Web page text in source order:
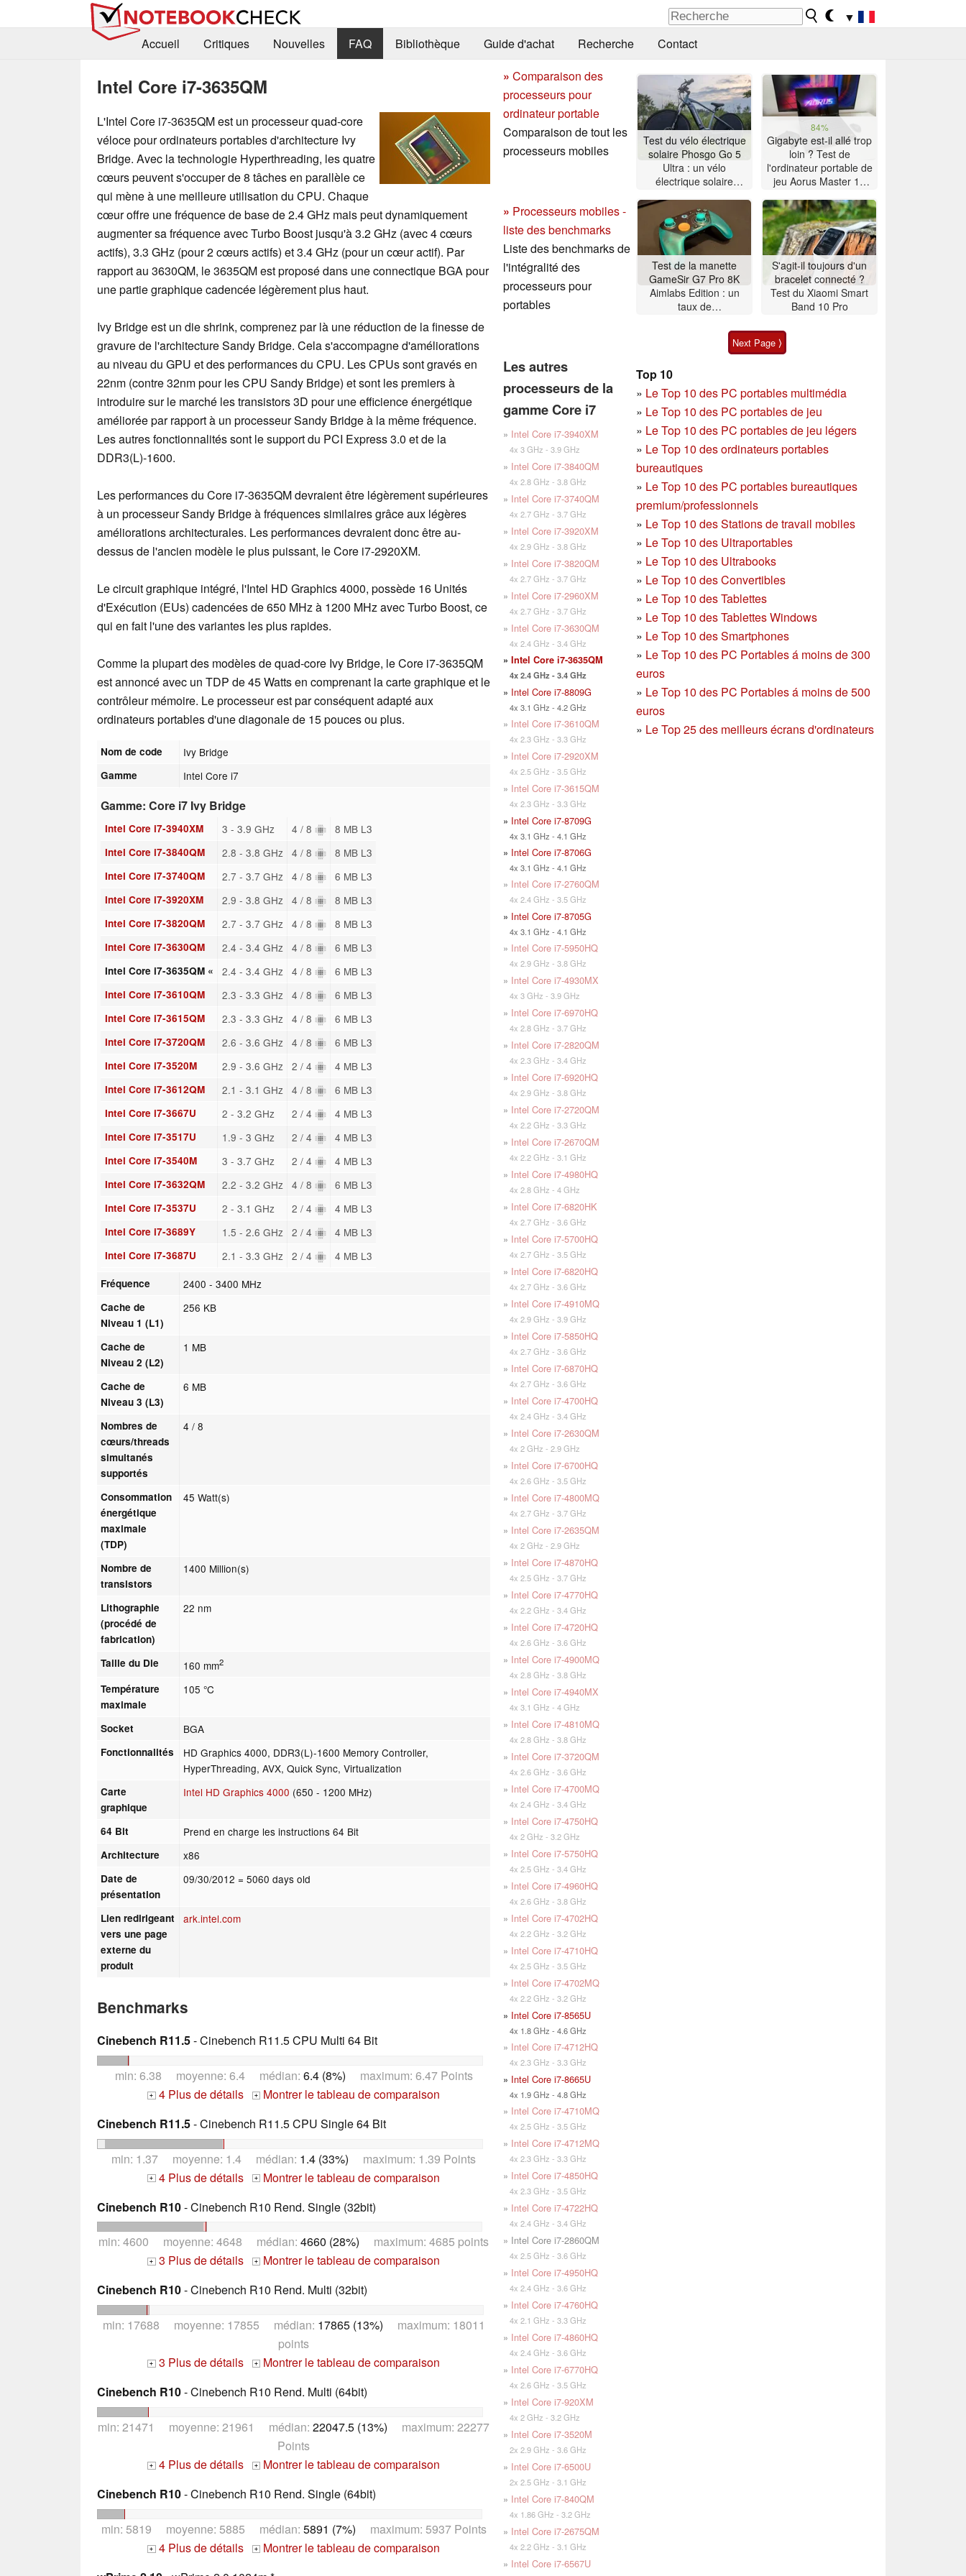
▼
Accueil
Critiques Nouvelles FAQ Bibliothèque Guide d'achat Recherche Contact
Intel Core i7-3635QM
L'Intel Core i7-3635QM est un processeur quad-core
véloce pour ordinateurs portables d'architecture Ivy
Bridge. Avec la technologie Hyperthreading, les quatre
cœurs peuvent s'occuper de 8 tâches en parallèle ce
qui mène à une meilleure utilisation du CPU. Chaque
cœur offre une fréquence de base de 2.4 GHz mais peut dynamiquement
augmenter sa fréquence avec Turbo Boost jusqu'à 3.2 GHz (avec 4 cœurs
actifs), 3.3 GHz (pour 2 cœurs actifs) et 3.4 GHz (pour un cœur actif). Par
rapport au 3630QM, le 3635QM est proposé dans une connectique BGA pour
une partie graphique cadencée légèrement plus haut.
Ivy Bridge est un die shrink, comprenez par là une réduction de la finesse de
gravure de l'architecture Sandy Bridge. Cela s'accompagne d'améliorations
au niveau du GPU et des performances du CPU. Les CPUs sont gravés en
22nm (contre 32nm pour les CPU Sandy Bridge) et sont les premiers à
introduire sur le marché les transistors 3D pour une efficience énergétique
améliorée par rapport à un processeur Sandy Bridge à la même fréquence.
Les autres fonctionnalités sont le support du PCI Express 3.0 et de la
DDR3(L)-1600.
Les performances du Core i7-3635QM devraient être légèrement supérieures
à un processeur Sandy Bridge à fréquences similaires grâce aux légères
améliorations architecturales. Les performances devraient donc être au-
dessus de l'ancien modèle le plus puissant, le Core i7-2920XM.
Le circuit graphique intégré, l'Intel HD Graphics 4000, possède 16 Unités
d'Exécution (EUs) cadencées de 650 MHz à 1200 MHz avec Turbo Boost, ce
qui en fait l'une des variantes les plus rapides.
Comme la plupart des modèles de quad-core Ivy Bridge, le Core i7-3635QM
est annoncé avec un TDP de 45 Watts en comprenant la carte graphique et le
contrôleur mémoire. Le processeur est par conséquent adapté aux
ordinateurs portables d'une diagonale de 15 pouces ou plus.
Nom de code Ivy Bridge
Gamme Intel Core i7
Gamme: Core i7 Ivy Bridge
Intel Core i7-3940XM 3 - 3.9 GHz 4 / 8 8 MB L3
Intel Core i7-3840QM 2.8 - 3.8 GHz 4 / 8 8 MB L3
Intel Core i7-3740QM 2.7 - 3.7 GHz 4 / 8 6 MB L3
Intel Core i7-3920XM 2.9 - 3.8 GHz 4 / 8 8 MB L3
Intel Core i7-3820QM 2.7 - 3.7 GHz 4 / 8 8 MB L3
Intel Core i7-3630QM 2.4 - 3.4 GHz 4 / 8 6 MB L3
Intel Core i7-3635QM « 2.4 - 3.4 GHz 4 / 8 6 MB L3
Intel Core i7-3610QM 2.3 - 3.3 GHz 4 / 8 6 MB L3
Intel Core i7-3615QM 2.3 - 3.3 GHz 4 / 8 6 MB L3
Intel Core i7-3720QM 2.6 - 3.6 GHz 4 / 8 6 MB L3
Intel Core i7-3520M 2.9 - 3.6 GHz 2 / 4 4 MB L3
Intel Core i7-3612QM 2.1 - 3.1 GHz 4 / 8 6 MB L3
Intel Core i7-3667U 2 - 3.2 GHz 2 / 4 4 MB L3
Intel Core i7-3517U 1.9 - 3 GHz 2 / 4 4 MB L3
Intel Core i7-3540M 3 - 3.7 GHz 2 / 4 4 MB L3
Intel Core i7-3632QM 2.2 - 3.2 GHz 4 / 8 6 MB L3
Intel Core i7-3537U 2 - 3.1 GHz 2 / 4 4 MB L3
Intel Core i7-3689Y 1.5 - 2.6 GHz 2 / 4 4 MB L3
Intel Core i7-3687U 2.1 - 3.3 GHz 2 / 4 4 MB L3
Fréquence 2400 - 3400 MHz
Cache de
Niveau 1 (L1)
256 KB
Cache de
Niveau 2 (L2)
1 MB
Cache de
Niveau 3 (L3)
6 MB
Nombres de
cœurs/threads
simultanés
supportés
4 / 8
Consommation
énergétique
maximale
(TDP)
45 Watt(s)
Nombre de
transistors
1400 Million(s)
Lithographie
(procédé de
fabrication)
22 nm
Taille du Die 160 mm2
Température
maximale
105 °C
Socket BGA
Fonctionnalités
HD Graphics 4000, DDR3(L)-1600 Memory Controller,
HyperThreading, AVX, Quick Sync, Virtualization
Carte
graphique
Intel HD Graphics 4000 (650 - 1200 MHz)
64 Bit Prend en charge les instructions 64 Bit
Architecture x86
Date de
présentation
09/30/2012 = 5060 days old
Lien redirigeant
vers une page
externe du
produit
ark.intel.com
Benchmarks
Cinebench R11.5- Cinebench R11.5 CPU Multi 64 Bit
min: 6.38 moyenne: 6.4 médian: 6.4 (8%) maximum: 6.47 Points
+ 4 Plus de détails +
Montrer le tableau de comparaison
Cinebench R11.5- Cinebench R11.5 CPU Single 64 Bit
min: 1.37 moyenne: 1.4 médian: 1.4 (33%) maximum: 1.39 Points
+ 4 Plus de détails +
Montrer le tableau de comparaison
Cinebench R10- Cinebench R10 Rend. Single (32bit)
min: 4600 moyenne: 4648 médian: 4660 (28%) maximum: 4685 points
+ 3 Plus de détails +
Montrer le tableau de comparaison
Cinebench R10- Cinebench R10 Rend. Multi (32bit)
min: 17688 moyenne: 17855 médian: 17865 (13%) maximum: 18011
points
+ 3 Plus de détails +
Montrer le tableau de comparaison
Cinebench R10- Cinebench R10 Rend. Multi (64bit)
min: 21471 moyenne: 21961 médian: 22047.5 (13%) maximum: 22277
Points
+ 4 Plus de détails +
Montrer le tableau de comparaison
Cinebench R10- Cinebench R10 Rend. Single (64bit)
min: 5819 moyenne: 5885 médian: 5891 (7%) maximum: 5937 Points
+ 4 Plus de détails +
Montrer le tableau de comparaison
» Comparaison des
processeurs pour
ordinateur portable
Comparaison de tout les
processeurs mobiles
» Processeurs mobiles -
liste des benchmarks
Liste des benchmarks de
l'intégralité des
processeurs pour
portables
Les autres
processeurs de la
gamme Core i7
» Intel Core i7-3940XM
4x 3 GHz - 3.9 GHz
» Intel Core i7-3840QM
4x 2.8 GHz - 3.8 GHz
» Intel Core i7-3740QM
4x 2.7 GHz - 3.7 GHz
» Intel Core i7-3920XM
4x 2.9 GHz - 3.8 GHz
» Intel Core i7-3820QM
4x 2.7 GHz - 3.7 GHz
» Intel Core i7-2960XM
4x 2.7 GHz - 3.7 GHz
» Intel Core i7-3630QM
4x 2.4 GHz - 3.4 GHz
» Intel Core i7-3635QM
4x 2.4 GHz - 3.4 GHz
» Intel Core i7-8809G
4x 3.1 GHz - 4.2 GHz
» Intel Core i7-3610QM
4x 2.3 GHz - 3.3 GHz
» Intel Core i7-2920XM
4x 2.5 GHz - 3.5 GHz
» Intel Core i7-3615QM
4x 2.3 GHz - 3.3 GHz
» Intel Core i7-8709G
4x 3.1 GHz - 4.1 GHz
» Intel Core i7-8706G
4x 3.1 GHz - 4.1 GHz
» Intel Core i7-2760QM
4x 2.4 GHz - 3.5 GHz
» Intel Core i7-8705G
4x 3.1 GHz - 4.1 GHz
» Intel Core i7-5950HQ
4x 2.9 GHz - 3.8 GHz
» Intel Core i7-4930MX
4x 3 GHz - 3.9 GHz
» Intel Core i7-6970HQ
4x 2.8 GHz - 3.7 GHz
» Intel Core i7-2820QM
4x 2.3 GHz - 3.4 GHz
» Intel Core i7-6920HQ
4x 2.9 GHz - 3.8 GHz
» Intel Core i7-2720QM
4x 2.2 GHz - 3.3 GHz
» Intel Core i7-2670QM
4x 2.2 GHz - 3.1 GHz
» Intel Core i7-4980HQ
4x 2.8 GHz - 4 GHz
» Intel Core i7-6820HK
4x 2.7 GHz - 3.6 GHz
» Intel Core i7-5700HQ
4x 2.7 GHz - 3.5 GHz
» Intel Core i7-6820HQ
4x 2.7 GHz - 3.6 GHz
» Intel Core i7-4910MQ
4x 2.9 GHz - 3.9 GHz
» Intel Core i7-5850HQ
4x 2.7 GHz - 3.6 GHz
» Intel Core i7-6870HQ
4x 2.7 GHz - 3.6 GHz
» Intel Core i7-4700HQ
4x 2.4 GHz - 3.4 GHz
» Intel Core i7-2630QM
4x 2 GHz - 2.9 GHz
» Intel Core i7-6700HQ
4x 2.6 GHz - 3.5 GHz
» Intel Core i7-4800MQ
4x 2.7 GHz - 3.7 GHz
» Intel Core i7-2635QM
4x 2 GHz - 2.9 GHz
» Intel Core i7-4870HQ
4x 2.5 GHz - 3.7 GHz
» Intel Core i7-4770HQ
4x 2.2 GHz - 3.4 GHz
» Intel Core i7-4720HQ
4x 2.6 GHz - 3.6 GHz
» Intel Core i7-4900MQ
4x 2.8 GHz - 3.8 GHz
» Intel Core i7-4940MX
4x 3.1 GHz - 4 GHz
» Intel Core i7-4810MQ
4x 2.8 GHz - 3.8 GHz
» Intel Core i7-3720QM
4x 2.6 GHz - 3.6 GHz
» Intel Core i7-4700MQ
4x 2.4 GHz - 3.4 GHz
» Intel Core i7-4750HQ
4x 2 GHz - 3.2 GHz
» Intel Core i7-5750HQ
4x 2.5 GHz - 3.4 GHz
» Intel Core i7-4960HQ
4x 2.6 GHz - 3.8 GHz
» Intel Core i7-4702HQ
4x 2.2 GHz - 3.2 GHz
» Intel Core i7-4710HQ
4x 2.5 GHz - 3.5 GHz
» Intel Core i7-4702MQ
4x 2.2 GHz - 3.2 GHz
» Intel Core i7-8565U
4x 1.8 GHz - 4.6 GHz
» Intel Core i7-4712HQ
4x 2.3 GHz - 3.3 GHz
» Intel Core i7-8665U
4x 1.9 GHz - 4.8 GHz
» Intel Core i7-4710MQ
4x 2.5 GHz - 3.5 GHz
» Intel Core i7-4712MQ
4x 2.3 GHz - 3.3 GHz
» Intel Core i7-4850HQ
4x 2.3 GHz - 3.5 GHz
» Intel Core i7-4722HQ
4x 2.4 GHz - 3.4 GHz
» Intel Core i7-2860QM
4x 2.5 GHz - 3.6 GHz
» Intel Core i7-4950HQ
4x 2.4 GHz - 3.6 GHz
» Intel Core i7-4760HQ
4x 2.1 GHz - 3.3 GHz
» Intel Core i7-4860HQ
4x 2.4 GHz - 3.6 GHz
» Intel Core i7-6770HQ
4x 2.6 GHz - 3.5 GHz
» Intel Core i7-920XM
4x 2 GHz - 3.2 GHz
» Intel Core i7-3520M
2x 2.9 GHz - 3.6 GHz
» Intel Core i7-6500U
2x 2.5 GHz - 3.1 GHz
» Intel Core i7-840QM
4x 1.86 GHz - 3.2 GHz
» Intel Core i7-2675QM
4x 2.2 GHz - 3.1 GHz
» Intel Core i7-6567U
Test du vélo électrique
solaire Phosgo Go 5
Ultra : un vélo
électrique solaire
quelques particularités
84%
Gigabyte est-il allé trop
loin ? Test de
l'ordinateur portable de
jeu Aorus Master 16
processeur AMD Zen 5
Test de la manette
GameSir G7 Pro 8K
Aimlabs Edition : un
taux de
S'agit-il toujours d'un
bracelet connecté ?
Test du Xiaomi Smart
Band 10 Pro
Next Page ⟩
Top 10
» Le Top 10 des PC portables multimédia
» Le Top 10 des PC portables de jeu
» Le Top 10 des PC portables de jeu légers
» Le Top 10 des ordinateurs portables
bureautiques
» Le Top 10 des PC portables bureautiques
premium/professionnels
» Le Top 10 des Stations de travail mobiles
» Le Top 10 des Ultraportables
» Le Top 10 des Ultrabooks
» Le Top 10 des Convertibles
» Le Top 10 des Tablettes
» Le Top 10 des Tablettes Windows
» Le Top 10 des Smartphones
» Le Top 10 des PC Portables á moins de 300
euros
» Le Top 10 des PC Portables á moins de 500
euros
» Le Top 25 des meilleurs écrans d'ordinateurs